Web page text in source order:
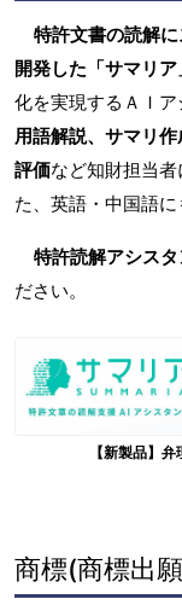
特許文書の読解
開発した「サマリア
化を実現するＡＩ
用語解説、サマリ
評価など知財担当
た、英語・中国語に
特許読解アシスタ
ださい。
【新製品】
商標(商標出